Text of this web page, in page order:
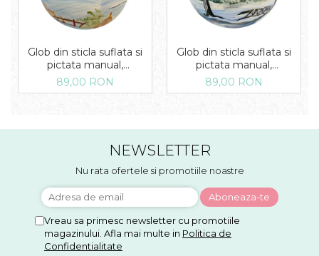
Glob din sticla suflata si
pictata manual,
Argcoms, Fabrica lui Mos
Craciun, Iarna pe ulita,
89,00 RON
Glob din sticla suflata si
pictata manual,
Argcoms, Fabrica lui Mos
Craciun, Peisaj de iarna in
89,00 RON
NEWSLETTER
Nu rata ofertele si promotiile noastre
Vreau sa primesc newsletter cu promotiile
magazinului. Afla mai multe in Politica de
Confidentialitate